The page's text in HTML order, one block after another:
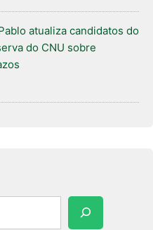
atualiza candidatos do
do CNU sobre